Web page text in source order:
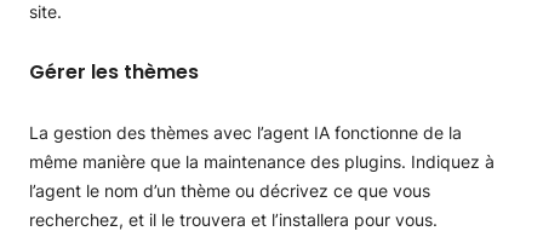
site.
Gérer les thèmes
La gestion des thèmes avec l’agent IA fonctionne de la
même manière que la maintenance des plugins. Indiquez à
l’agent le nom d’un thème ou décrivez ce que vous
recherchez, et il le trouvera et l’installera pour vous.